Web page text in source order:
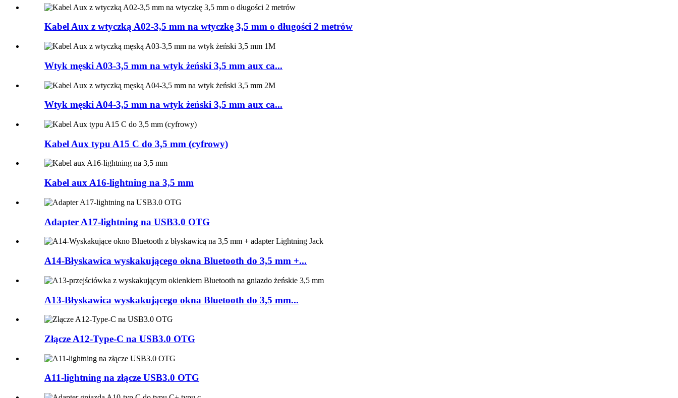
Kabel Aux z wtyczką A02-3,5 mm na wtyczkę 3,5 mm o długości 2 metrów
Wtyk męski A03-3,5 mm na wtyk żeński 3,5 mm aux ca...
Wtyk męski A04-3,5 mm na wtyk żeński 3,5 mm aux ca...
Kabel Aux typu A15 C do 3,5 mm (cyfrowy)
Kabel aux A16-lightning na 3,5 mm
Adapter A17-lightning na USB3.0 OTG
A14-Błyskawica wyskakującego okna Bluetooth do 3,5 mm +...
A13-Błyskawica wyskakującego okna Bluetooth do 3,5 mm...
Złącze A12-Type-C na USB3.0 OTG
A11-lightning na złącze USB3.0 OTG